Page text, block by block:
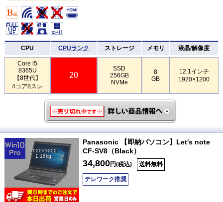
CPU CPUランク ストレージ メモリ 液晶/解像度
Core i5
8365U
【8世代】
4コア8スレ
20
SSD
256GB
NVMe
8
GB
12.1インチ
1920×1200
1920×1200
1.16kg
Panasonic 【即納パソコン】Let's note
CF-SV8（Black）
34,800円(税込) 送料無料
テレワーク推奨